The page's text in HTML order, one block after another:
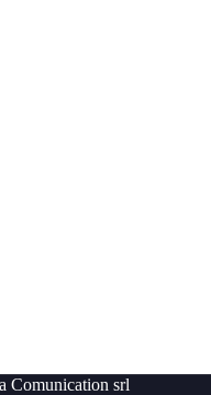
Comunication srl